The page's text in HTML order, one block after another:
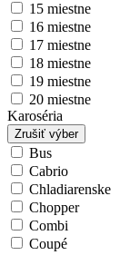
15 miestne
16 miestne
17 miestne
18 miestne
19 miestne
20 miestne
Karoséria
Zrušiť výber
Bus
Cabrio
Chladiarenske
Chopper
Combi
Coupé